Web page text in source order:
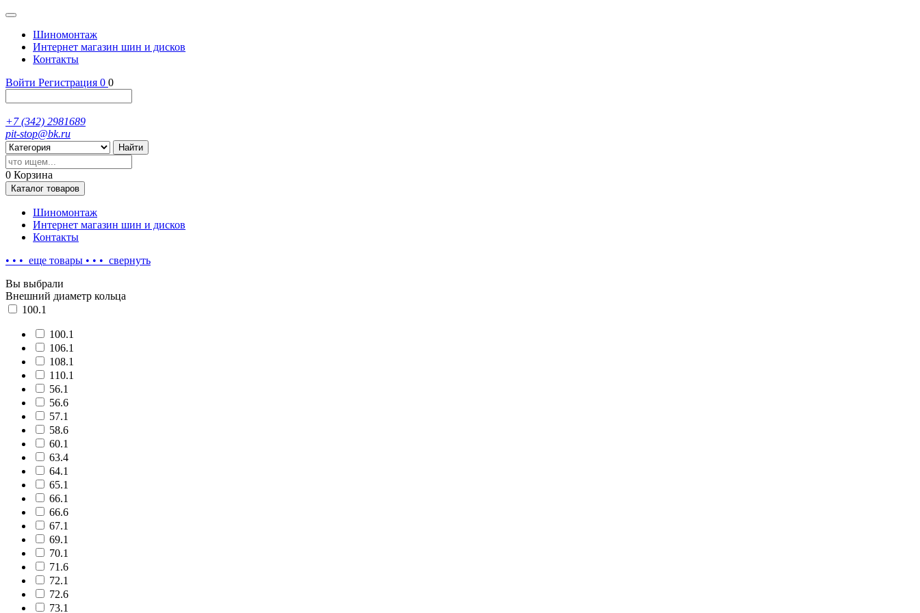
Шиномонтаж
Интернет магазин шин и дисков
Контакты
Войти Регистрация 0 0
+7 (342) 2981689
pit-stop@bk.ru
Найти
0 Корзина
Каталог товаров
Шиномонтаж
Интернет магазин шин и дисков
Контакты
• • • еще товары • • • свернуть
Вы выбрали
Внешний диаметр кольца
100.1
100.1
106.1
108.1
110.1
56.1
56.6
57.1
58.6
60.1
63.4
64.1
65.1
66.1
66.6
67.1
69.1
70.1
71.6
72.1
72.6
73.1